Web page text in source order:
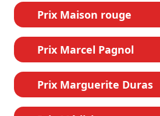
Prix Maison rouge
Prix Marcel Pagnol
Prix Marguerite Duras